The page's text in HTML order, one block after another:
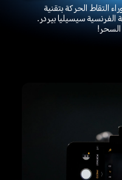
التقاط الحركة بتقنية
الفرنسية سيسيليا بيردر.
السحر!